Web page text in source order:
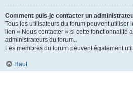
Comment puis-je contacter un
Tous les utilisateurs du forum peuvent utiliser
lien « Nous contacter » si cette fonctionnalité
administrateurs du forum.
Les membres du forum peuvent également
Haut